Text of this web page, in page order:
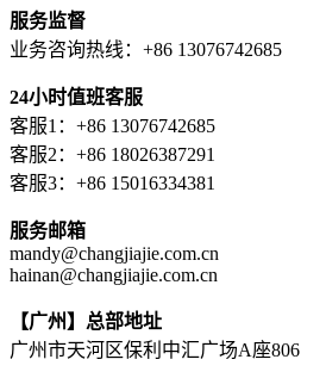
服务监督
业务咨询热线：+86 13076742685
24小时值班客服
客服1：+86 13076742685
客服2：+86 18026387291
客服3：+86 15016334381
服务邮箱
mandy@changjiajie.com.cn
hainan@changjiajie.com.cn
【广州】总部地址
广州市天河区保利中汇广场A座806